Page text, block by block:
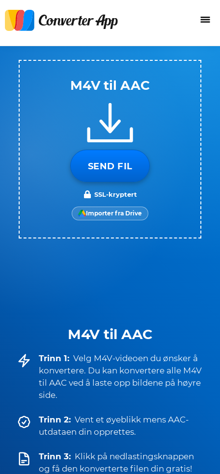
M4V til AAC
Trinn 1: Velg M4V-videoen du ønsker å
konvertere. Du kan konvertere alle M4V
til AAC ved å laste opp bildene på høyre
side.
Trinn 2: Vent et øyeblikk mens AAC-
utdataen din opprettes.
Trinn 3: Klikk på nedlastingsknappen
og få den konverterte filen din gratis!
M4V til AAC
SEND FIL
SSL-kryptert
Importer fra Drive